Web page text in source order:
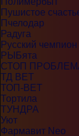
Пушистое
Пчелодар
Радуга
Русский чемпион
РЫБята
СТОП
ТД ВЕТ
ТОП-ВЕТ
Тортила
ТУНДРА
Уют
Фармавит Neo